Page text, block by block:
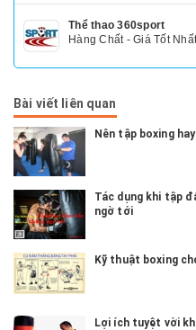
Thể thao 360sport
Hàng Chất - Giá Tốt
Bài viết liên quan
Nên tập boxing
Tác dụng khi tập
ngờ tới
Kỹ thuật boxing
Lợi ích tuyệt vời